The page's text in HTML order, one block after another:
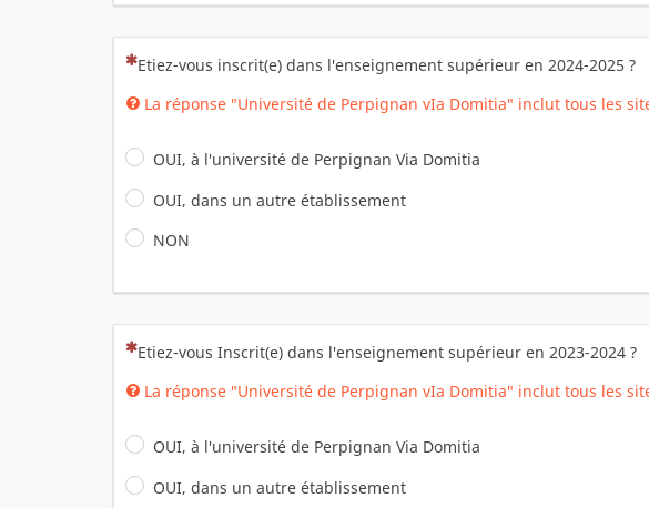
(Cette question est obligatoire)
Etiez-vous inscrit(e) dans l'enseignement supérieur en 2024-2025 ?
La réponse "Université de Perpignan vIa Domitia" inclut tous les
OUI, à l'université de Perpignan Via Domitia
OUI, dans un autre établissement
NON
(Cette question est obligatoire)
Etiez-vous Inscrit(e) dans l'enseignement supérieur en 2023-2024 ?
La réponse "Université de Perpignan vIa Domitia" inclut tous les
OUI, à l'université de Perpignan Via Domitia
OUI, dans un autre établissement